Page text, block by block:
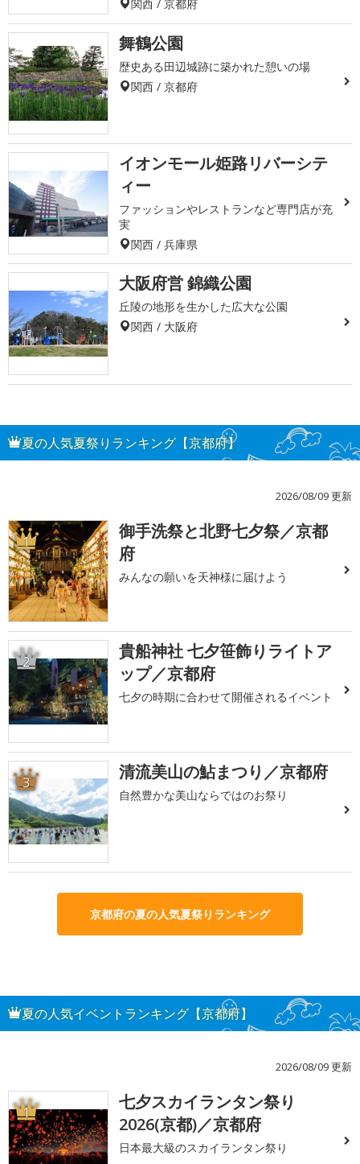
関西 / 京都府
舞鶴公園
歴史ある田辺城跡に築かれた憩いの場
関西 / 京都府
イオンモール姫路リバーシテ
ィー
ファッションやレストランなど専門店が充
実
関西 / 兵庫県
大阪府営 錦織公園
丘陵の地形を生かした広大な公園
関西 / 大阪府
夏の人気夏祭りランキング【京都府】
2026/08/09 更新
1
御手洗祭と北野七夕祭／京都
府
みんなの願いを天神様に届けよう
2
貴船神社 七夕笹飾りライトア
ップ／京都府
七夕の時期に合わせて開催されるイベント
3 清流美山の鮎まつり／京都府
自然豊かな美山ならではのお祭り
京都府の夏の人気夏祭りランキング
夏の人気イベントランキング【京都府】
2026/08/09 更新
1
七夕スカイランタン祭り
2026(京都)／京都府
日本最大級のスカイランタン祭り